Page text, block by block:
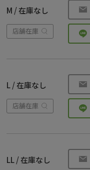
M / 在庫なし
店舗在庫
L / 在庫なし
店舗在庫
LL / 在庫なし